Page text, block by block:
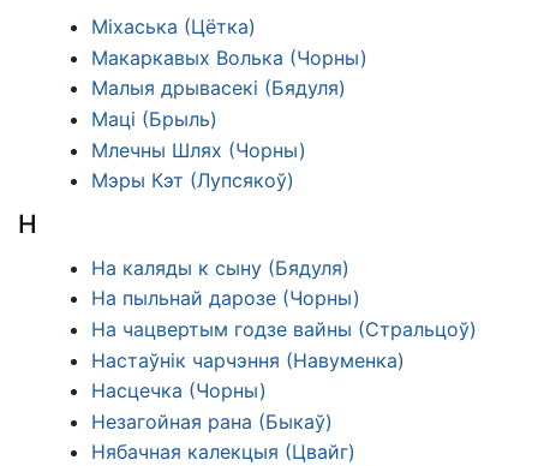
Міхаська (Цётка)
Макаркавых Волька (Чорны)
Малыя дрывасекі (Бядуля)
Маці (Брыль)
Млечны Шлях (Чорны)
Мэры Кэт (Лупсякоў)
Н
На каляды к сыну (Бядуля)
На пыльнай дарозе (Чорны)
На чацвертым годзе вайны (Стральцоў)
Настаўнік чарчэння (Навуменка)
Насцечка (Чорны)
Незагойная рана (Быкаў)
Нябачная калекцыя (Цвайг)